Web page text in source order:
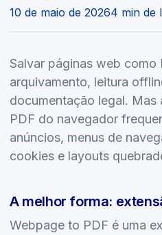
10 de maio de 20264 min de
Salvar páginas web como
arquivamento, leitura
documentação legal. Mas
PDF do navegador
anúncios, menus de
cookies e layouts
A melhor forma:
Webpage to PDF é uma